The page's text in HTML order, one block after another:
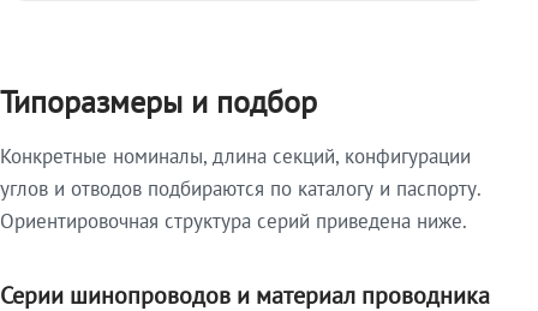
Типоразмеры и подбор
Конкретные номиналы, длина секций, конфигурации
углов и отводов подбираются по каталогу и паспорту.
Ориентировочная структура серий приведена ниже.
Серии шинопроводов и материал проводника